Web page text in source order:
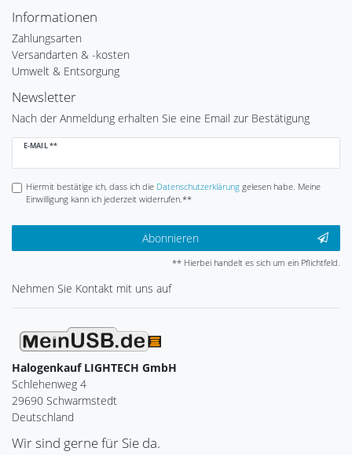
Informationen
Zahlungsarten
Versandarten & -kosten
Umwelt & Entsorgung
Newsletter
Nach der Anmeldung erhalten Sie eine Email zur Bestätigung
E-MAIL **
Newsletter
Hiermit bestätige ich, dass ich die Daten­schutz­erklärunggelesen habe. Meine
Einwilligung kann ich jederzeit widerrufen.**
Abonnieren
** Hierbei handelt es sich um ein Pflichtfeld.
Nehmen Sie Kontakt mit uns auf
Halogenkauf LIGHTECH GmbH
Schlehenweg 4
29690 Schwarmstedt
Deutschland
Wir sind gerne für Sie da.